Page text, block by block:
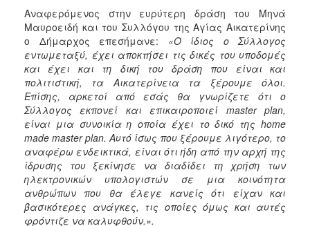
Αναφερόμενος στην ευρύτερη δράση του Μηνά
Μαυροειδή και του Συλλόγου της Αγίας Αικατερίνης
ο Δήμαρχος επεσήμανε: «Ο ίδιος ο Σύλλογος
εντωμεταξύ, έχει αποκτήσει τις δικές του υποδομές
και έχει και τη δική του δράση που είναι και
πολιτιστική, τα Αικατερίνεια τα ξέρουμε όλοι.
Επίσης,
αρκετοί από εσάς θα γνωρίζετε ότι ο
Σύλλογος εκπονεί και επικαιροποιεί master plan,
είναι μια συνοικία η οποία έχει το δικό της home
made master plan. Αυτό ίσως που ξέρουμε λιγότερο, το
αναφέρω ενδεικτικά, είναι ότι ήδη από την αρχή της
ίδρυσης του ξεκίνησε να διαδίδει τη χρήση των
ηλεκτρονικών υπολογιστών σε μια κοινότητα
ανθρώπων που θα έλεγε κανείς ότι είχαν και
βασικότερες ανάγκες, τις οποίες όμως και αυτές
φρόντιζε να καλυφθούν.».